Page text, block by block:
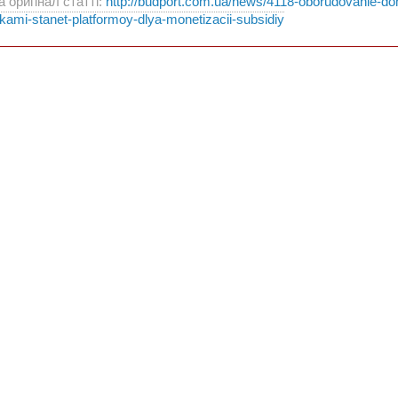
stanet-platformoy-dlya-monetizacii-subsidiy